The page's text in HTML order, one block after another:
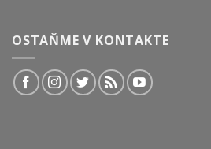
OSTAŇME V KONTAKTE